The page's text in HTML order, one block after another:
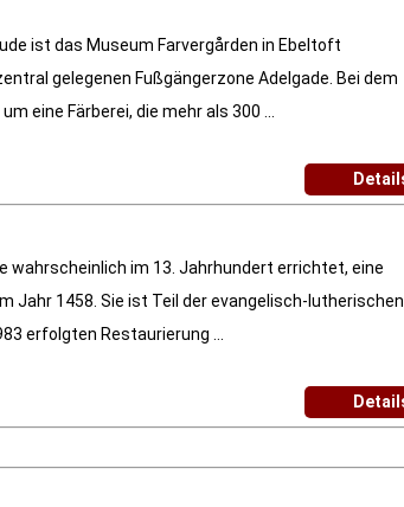
ist das Museum Farvergården in Ebeltoft
gelegenen Fußgängerzone Adelgade. Bei dem
eine Färberei, die mehr als 300 ...
wahrscheinlich im 13. Jahrhundert errichtet, eine
Jahr 1458. Sie ist Teil der evangelisch-lutherischen
erfolgten Restaurierung ...